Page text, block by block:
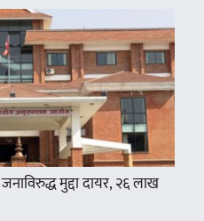
मुद्दा दायर, २६ लाख